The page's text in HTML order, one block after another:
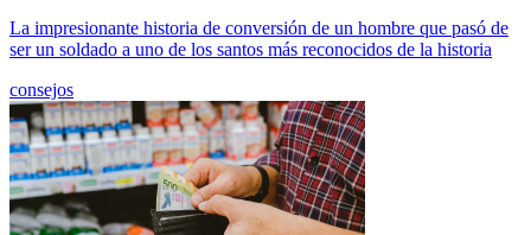
La impresionante historia de conversión de un hombre que pasó de
ser un soldado a uno de los santos más reconocidos de la historia
consejos